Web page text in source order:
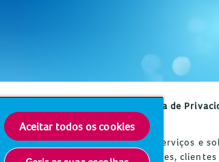
Política de
os dias, nossos produtos, serviços e
pacientes, cuidadores,
Aceitar todos os cookies